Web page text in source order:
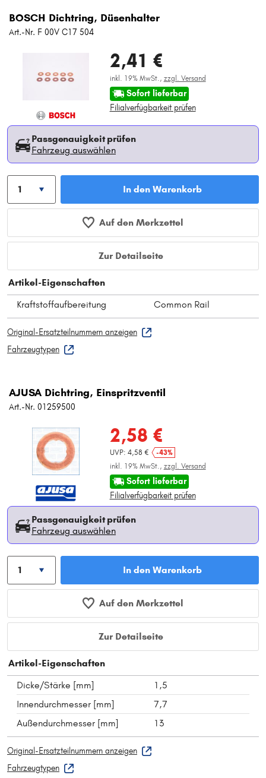
BOSCH Dichtring, Düsenhalter
Art.-Nr. F 00V C17 504
2,41 €
inkl. 19% MwSt., zzgl. Versand
Sofort lieferbar
Filialverfügbarkeit prüfen
Passgenauigkeit prüfen
Fahrzeug auswählen
In den Warenkorb
Auf den Merkzettel
Zur Detailseite
Artikel-Eigenschaften
Kraftstoffaufbereitung
Common Rail
Original-Ersatzteilnummern anzeigen
Fahrzeugtypen
AJUSA Dichtring, Einspritzventil
Art.-Nr. 01259500
2,58 €
UVP: 4,58 €
-43%
inkl. 19% MwSt., zzgl. Versand
Sofort lieferbar
Filialverfügbarkeit prüfen
Passgenauigkeit prüfen
Fahrzeug auswählen
In den Warenkorb
Auf den Merkzettel
Zur Detailseite
Artikel-Eigenschaften
Dicke/Stärke [mm]
1,5
Innendurchmesser [mm]
7,7
Außendurchmesser [mm]
13
Original-Ersatzteilnummern anzeigen
Fahrzeugtypen